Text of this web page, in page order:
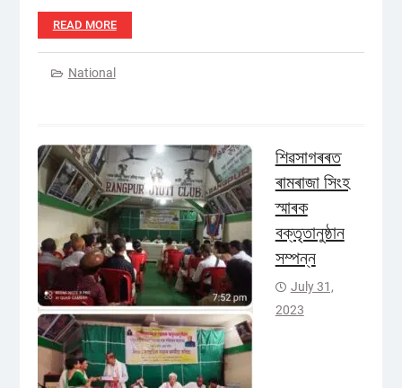
READ MORE
National
শিৱসাগৰৰত
ৰামৰাজা সিংহ
স্মাৰক
বক্তৃতানুষ্ঠান
সম্পন্ন
July 31,
2023